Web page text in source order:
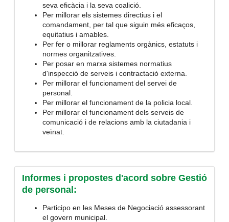
seva eficàcia i la seva coalició.
Per millorar els sistemes directius i el
comandament, per tal que siguin més eficaços,
equitatius i amables.
Per fer o millorar reglaments orgànics, estatuts i
normes organitzatives.
Per posar en marxa sistemes normatius
d'inspecció de serveis i contractació externa.
Per millorar el funcionament del servei de
personal.
Per millorar el funcionament de la policia local.
Per millorar el funcionament dels serveis de
comunicació i de relacions amb la ciutadania i
veïnat.
Informes i propostes d'acord sobre Gestió
de personal:
Participo en les Meses de Negociació assessorant
el govern municipal.